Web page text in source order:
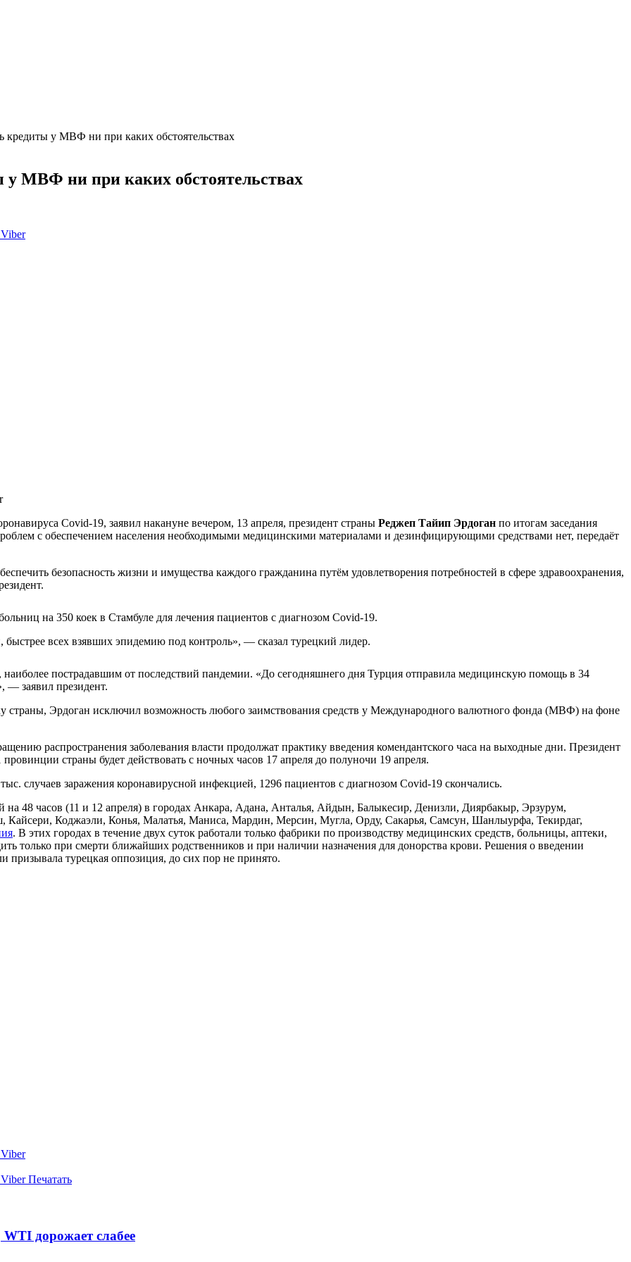
кредиты у МВФ ни при каких обстоятельствах
у МВФ ни при каких обстоятельствах
Viber
Covid-19, заявил накануне вечером, 13 апреля, президент страны Реджеп Тайип Эрдоган по итогам заседания
с обеспечением населения необходимыми медицинскими материалами и дезинфицирующими средствами нет, передаёт
безопасность жизни и имущества каждого гражданина путём удовлетворения потребностей в сфере здравоохранения,
на 350 коек в Стамбуле для лечения пациентов с диагнозом Covid-19.
всех взявших эпидемию под контроль», — сказал турецкий лидер.
пострадавшим от последствий пандемии. «До сегодняшнего дня Турция отправила медицинскую помощь в 34
— заявил президент.
страны, Эрдоган исключил возможность любого заимствования средств у Международного валютного фонда (МВФ) на фоне
распространения заболевания власти продолжат практику введения комендантского часа на выходные дни. Президент
страны будет действовать с ночных часов 17 апреля до полуночи 19 апреля.
случаев заражения коронавирусной инфекцией, 1296 пациентов с диагнозом Covid-19 скончались.
на 48 часов (11 и 12 апреля) в городах Анкара, Адана, Анталья, Айдын, Балыкесир, Денизли, Диярбакыр, Эрзурум,
Кайсери, Коджаэли, Конья, Малатья, Маниса, Мардин, Мерсин, Мугла, Орду, Сакарья, Самсун, Шанлыурфа, Текирдаг,
. В этих городах в течение двух суток работали только фабрики по производству медицинских средств, больницы, аптеки,
только при смерти ближайших родственников и при наличии назначения для донорства крови. Решения о введении
призывала турецкая оппозиция, до сих пор не принято.
Viber
Viber Печатать
дорожает слабее